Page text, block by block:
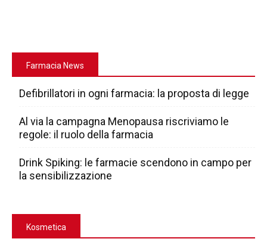
Farmacia News
Defibrillatori in ogni farmacia: la proposta di legge
Al via la campagna Menopausa riscriviamo le
regole: il ruolo della farmacia
Drink Spiking: le farmacie scendono in campo per
la sensibilizzazione
Kosmetica